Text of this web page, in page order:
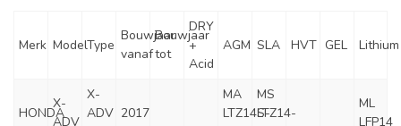
Merk ModelType
Bouwjaar
vanaf
Bouwjaar
tot
DRY
+
Acid
AGM SLA HVT GEL Lithium
HONDA
X-
ADV
X-
ADV 2017
MA
LTZ14S-
MS
LTZ14-
ML
LFP14